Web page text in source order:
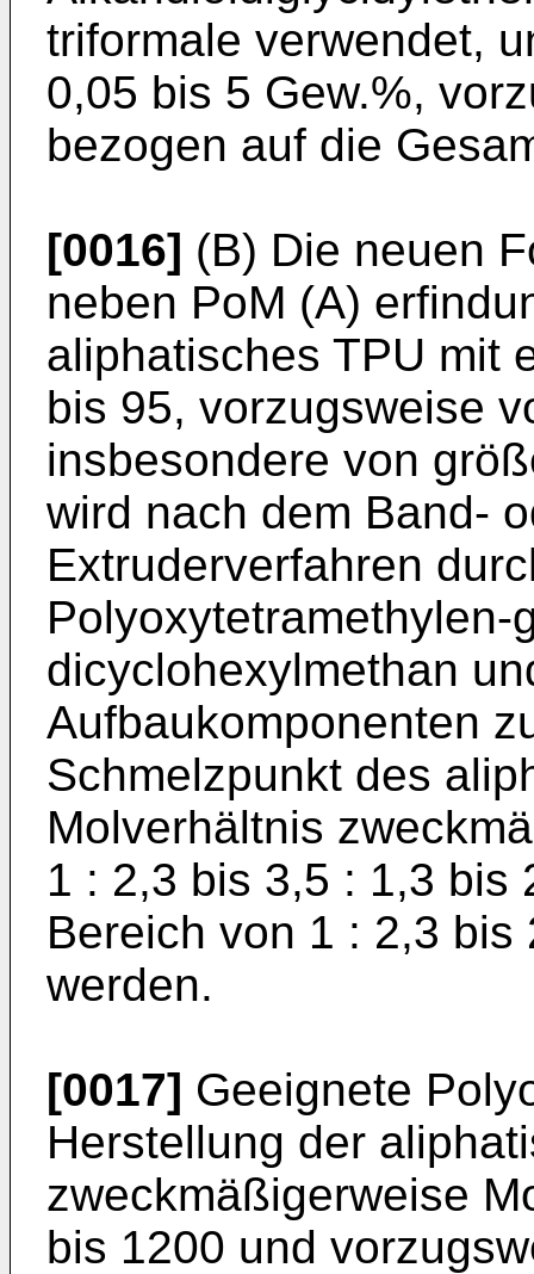
triformale verwendet,
0,05 bis 5 Gew.%,
bezogen auf die
[0016] (B) Die neuen
neben PoM (A)
aliphatisches TPU mit
bis 95, vorzugsweise
insbesondere von
wird nach dem Band-
Extruderver­fahren
Polyoxytetramethylen-
dicyclohexylmethan
Aufbaukomponenten
Schmelzpunkt des
Molverhältnis
1 : 2,3 bis 3,5 : 1,3 bis
Bereich von 1 : 2,3
werden.
[0017] Geeignete
Herstellung der
zweckmäßigerweise
bis 1200 und